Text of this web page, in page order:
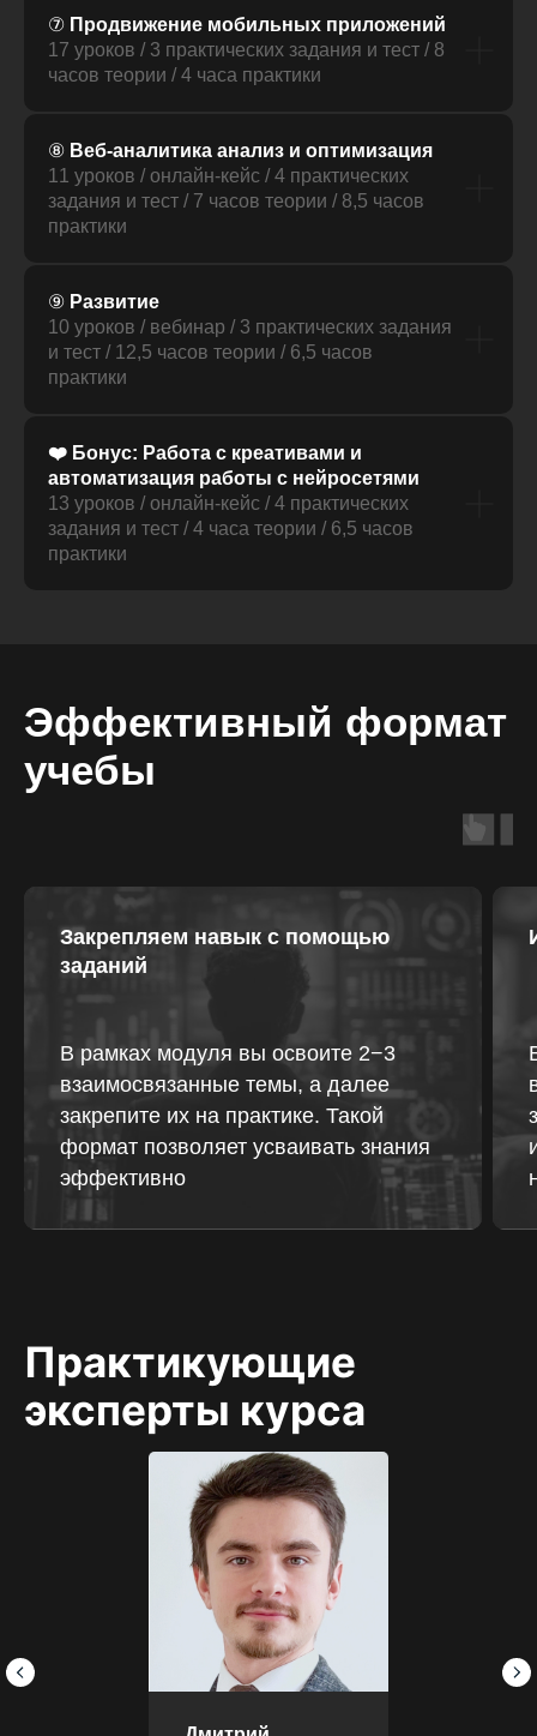
⑦ Продвижение мобильных приложений
17 уроков / 3 практических задания и тест / 8
часов теории / 4 часа практики
⑧ Веб-аналитика анализ и оптимизация
11 уроков / онлайн-кейс / 4 практических
задания и тест / 7 часов теории / 8,5 часов
практики
⑨ Развитие
10 уроков / вебинар / 3 практических задания
и тест / 12,5 часов теории / 6,5 часов
практики
❤️ Бонус: Работа с креативами и
автоматизация работы с нейросетями
13 уроков / онлайн-кейс / 4 практических
задания и тест / 4 часа теории / 6,5 часов
практики
Эффективный формат
учебы
Закрепляем навык с помощью
заданий
В рамках модуля вы освоите 2−3
взаимосвязанные темы, а далее
закрепите их на практике. Такой
формат позволяет усваивать знания
эффективно
Практикующие
эксперты курса